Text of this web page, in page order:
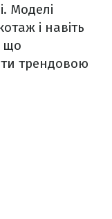
Моделі
і навіть
що
трендовою